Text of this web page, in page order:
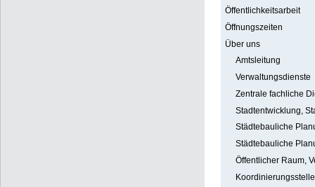
Öffentlichkeitsarbeit
Öffnungszeiten
Über uns
Amtsleitung
Verwaltungsdienste
Zentrale fachliche
Stadtentwicklung,
Städtebauliche
Städtebauliche
Öffentlicher Raum,